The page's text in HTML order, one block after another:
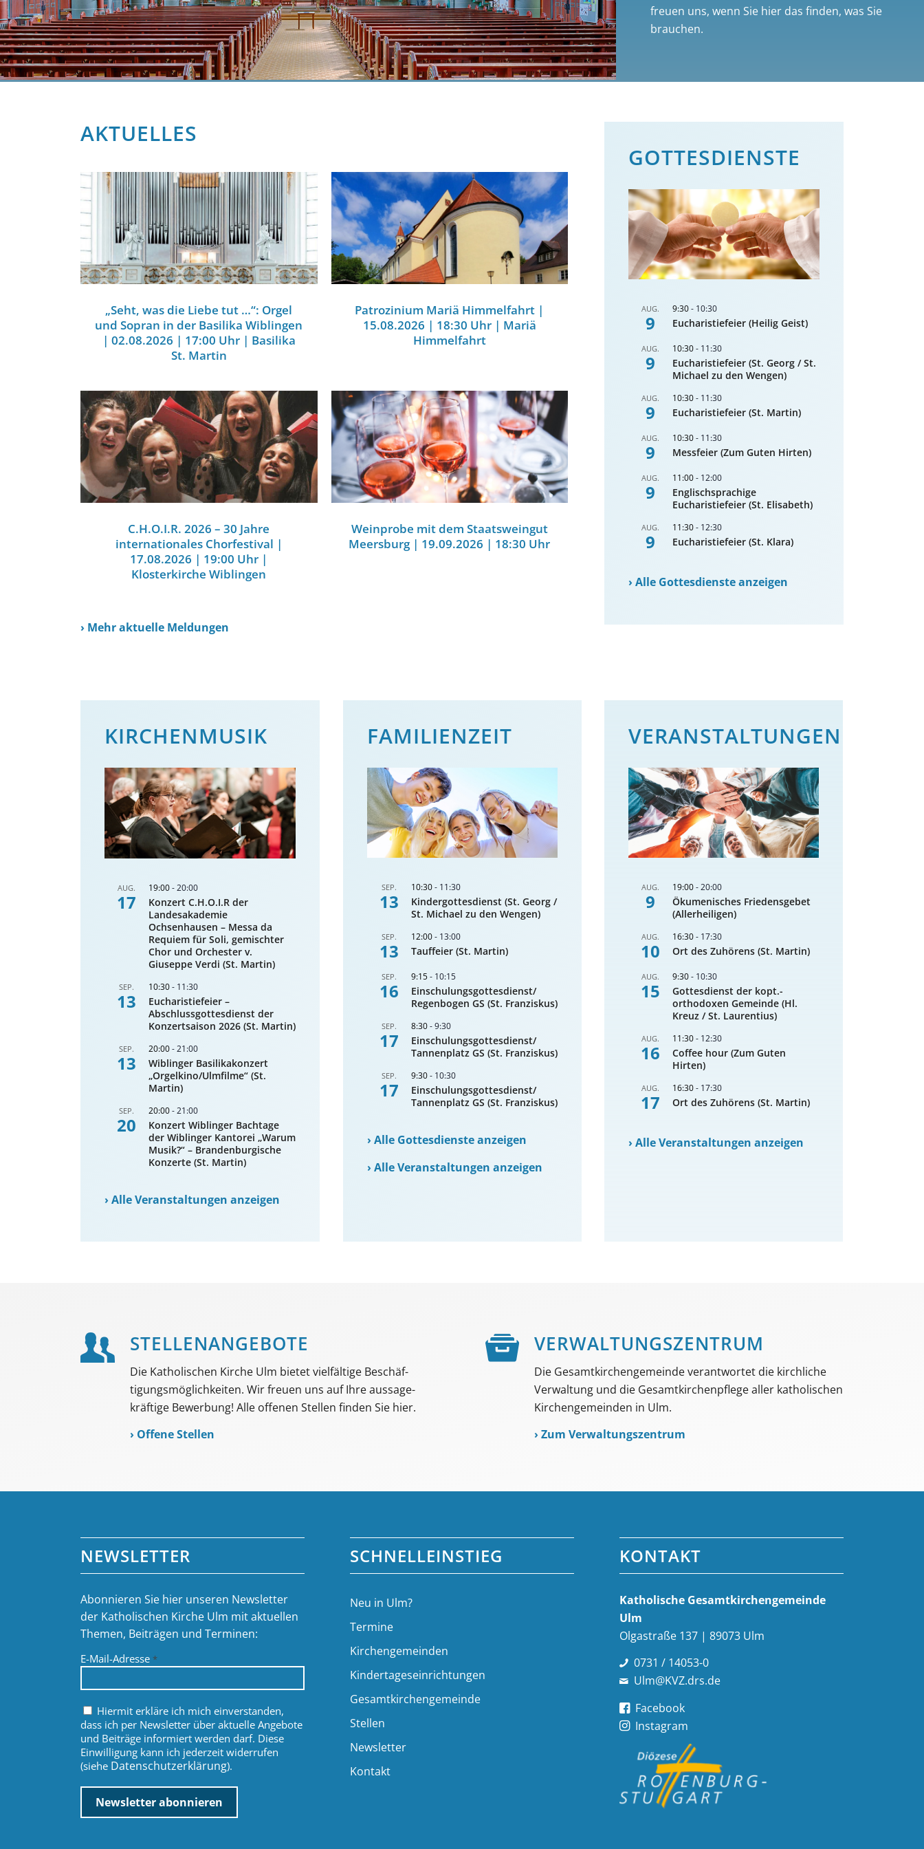
freuen uns, wenn Sie hier das finden, was Sie
brauchen.
AKTUELLES
„Seht, was die Liebe tut …“: Orgel
und Sopran in der Basilika Wiblingen
| 02.08.2026 | 17:00 Uhr | Basilika
St. Martin
Patrozinium Mariä Himmelfahrt |
15.08.2026 | 18:30 Uhr | Mariä
Himmelfahrt
C.H.O.I.R. 2026 – 30 Jahre
internationales Chorfestival |
17.08.2026 | 19:00 Uhr |
Klosterkirche Wiblingen
Weinprobe mit dem Staatsweingut
Meersburg | 19.09.2026 | 18:30 Uhr
› Mehr aktuelle Meldungen
GOTTES­DIENSTE
AUG.
9
9:30- 10:30
Eucharistiefeier (Heilig Geist)
AUG.
9
10:30- 11:30
Eucharistiefeier (St. Georg / St.
Michael zu den Wengen)
AUG.
9
10:30- 11:30
Eucharistiefeier (St. Martin)
AUG.
9
10:30- 11:30
Messfeier (Zum Guten Hirten)
AUG.
9
11:00- 12:00
Englischsprachige
Eucharistiefeier (St. Elisabeth)
AUG.
9
11:30- 12:30
Eucharistiefeier (St. Klara)
›Alle Gottesdienste anzeigen
KIRCHENMUSIK
AUG.
17
19:00-20:00
Konzert C.H.O.I.R der
Landesakademie
Ochsenhausen – Messa da
Requiem für Soli, gemischter
Chor und Orchester v.
Giuseppe Verdi (St. Martin)
SEP.
13
10:30- 11:30
Eucharistiefeier –
Abschlussgottesdienst der
Konzertsaison 2026 (St. Martin)
SEP.
13
20:00-21:00
Wiblinger Basilikakonzert
„Orgelkino/Ulmfilme“ (St.
Martin)
SEP.
20
20:00-21:00
Konzert Wiblinger Bachtage
der Wiblinger Kantorei „Warum
Musik?“ – Brandenburgische
Konzerte (St. Martin)
›Alle Veranstaltungen anzeigen
FAMILIENZEIT
SEP.
13
10:30- 11:30
Kindergottesdienst (St. Georg /
St. Michael zu den Wengen)
SEP.
13
12:00- 13:00
Tauffeier (St. Martin)
SEP.
16
9:15- 10:15
Einschulungsgottesdienst/
Regenbogen GS (St. Franziskus)
SEP.
17
8:30-9:30
Einschulungsgottesdienst/
Tannenplatz GS (St. Franziskus)
SEP.
17
9:30- 10:30
Einschulungsgottesdienst/
Tannenplatz GS (St. Franziskus)
›Alle Gottesdienste anzeigen
›Alle Veranstaltungen anzeigen
VERANSTALTUNGEN
AUG.
9
19:00-20:00
Ökumenisches Friedensgebet
(Allerheiligen)
AUG.
10
16:30- 17:30
Ort des Zuhörens (St. Martin)
AUG.
15
9:30- 10:30
Gottesdienst der kopt.-
orthodoxen Gemeinde (Hl.
Kreuz / St. Laurentius)
AUG.
16
11:30- 12:30
Coffee hour (Zum Guten
Hirten)
AUG.
17
16:30- 17:30
Ort des Zuhörens (St. Martin)
›Alle Veranstaltungen anzeigen
STELLEN­ANGEBOTE
Die Katholischen Kirche Ulm bietet viel­fältige Beschäf­
tigungs­möglich­keiten. Wir freuen uns auf Ihre aussage­
kräftige Bewerbung! Alle offenen Stellen finden Sie hier.
› Offene Stellen
VER­WALTUNGS­­ZENTRUM
Die Gesamtkirchengemeinde verantwortet die kirchliche
Verwaltung und die Gesamtkirchenpflege aller katholischen
Kirchengemeinden in Ulm.
›Zum Verwaltungszentrum
NEWSLETTER
Abonnieren Sie hier unseren Newsletter
der Katholischen Kirche Ulm mit aktuellen
Themen, Beiträgen und Terminen:
E-Mail-Adresse*
Hiermit erkläre ich mich einverstanden,
dass ich per Newsletter über aktuelle Angebote
und Beiträge informiert werden darf. Diese
Einwilligung kann ich jederzeit widerrufen
(siehe Datenschutzerklärung).
SCHNELLEINSTIEG
Neu in Ulm?
Termine
Kirchengemeinden
Kindertageseinrichtungen
Gesamtkirchengemeinde
Stellen
Newsletter
Kontakt
KONTAKT
Katholische Gesamt­kirchen­gemeinde
Ulm
Olgastraße 137 | 89073 Ulm
0731 / 14053-0
Ulm@KVZ.drs.de
Facebook
Instagram